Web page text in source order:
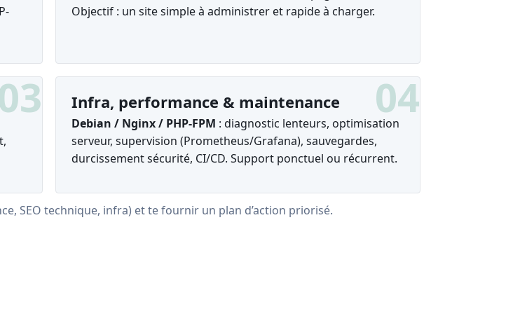
Objectif : un site simple à administrer et rapide à charger.
04
Infra, performance & maintenance
Debian / Nginx / PHP-FPM : diagnostic lenteurs, optimisation
serveur, supervision (Prometheus/Grafana), sauvegardes,
durcissement sécurité, CI/CD. Support ponctuel ou récurrent.
SEO technique, infra) et te fournir un plan d’action priorisé.